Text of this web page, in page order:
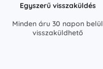
Egyszerű visszaküldés
Minden áru 30 napon belül
visszaküldhető